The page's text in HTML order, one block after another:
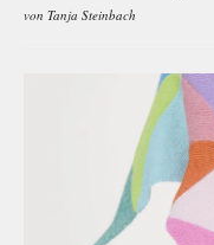
von Tanja Steinbach